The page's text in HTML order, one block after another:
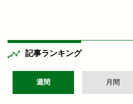
記事ランキング
週間 月間